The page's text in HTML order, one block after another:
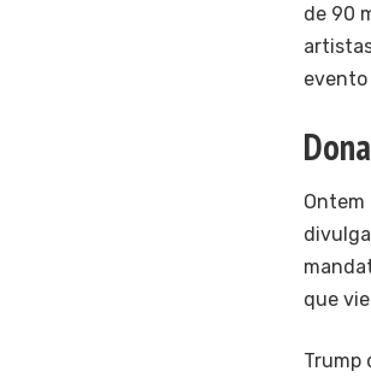
de 90
evento
Ontem
que
Trump